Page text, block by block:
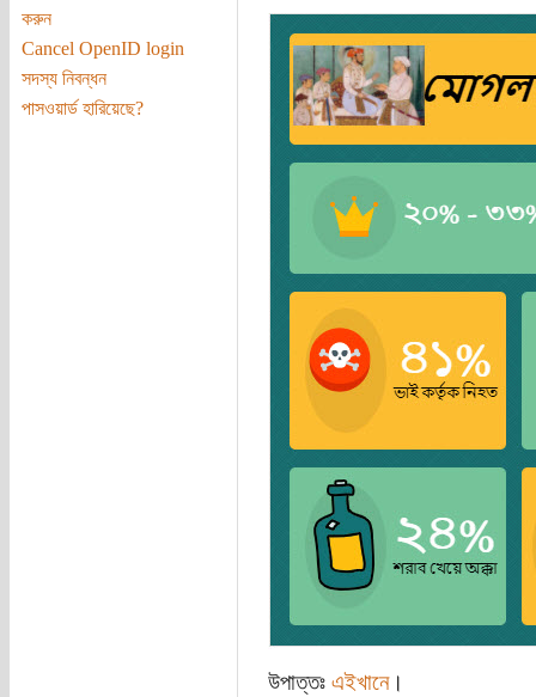
করুন
Cancel OpenID login
সদস্য নিবন্ধন
পাসওয়ার্ড হারিয়েছে?
উপাত্তঃ এইখানে।